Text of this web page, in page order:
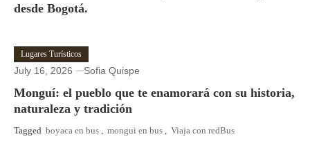
desde Bogotá.
Lugares Turísticos
July 16, 2026 Sofia Quispe
Monguí: el pueblo que te enamorará con su historia,
naturaleza y tradición
Tagged boyaca en bus , mongui en bus , Viaja con redBus